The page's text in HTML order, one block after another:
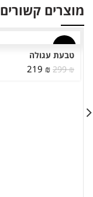
מוצרים קשורים
-27%
טבעת עגולה
299₪
המחיר
219 ₪